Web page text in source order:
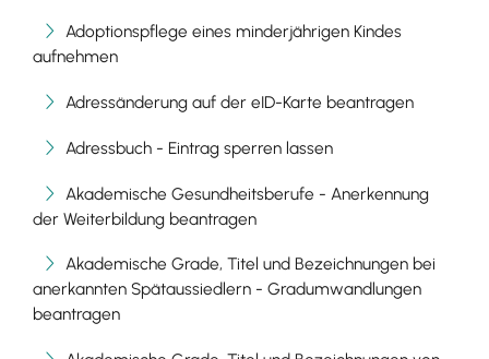
Adoptionspflege eines minderjährigen Kindes
aufnehmen
Adressänderung auf der eID-Karte beantragen
Adressbuch - Eintrag sperren lassen
Akademische Gesundheitsberufe - Anerkennung
der Weiterbildung beantragen
Akademische Grade, Titel und Bezeichnungen bei
anerkannten Spätaussiedlern - Gradumwandlungen
beantragen